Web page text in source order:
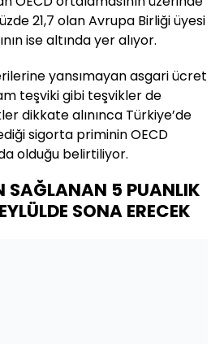
21,7 olan Avrupa Birliği üyesi
ise altında yer alıyor.
yansımayan asgari ücret
teşviki gibi teşvikler de
dikkate alınınca Türkiye’de
sigorta priminin OECD
olduğu belirtiliyor.
SAĞLANAN 5 PUANLIK
SONA ERECEK